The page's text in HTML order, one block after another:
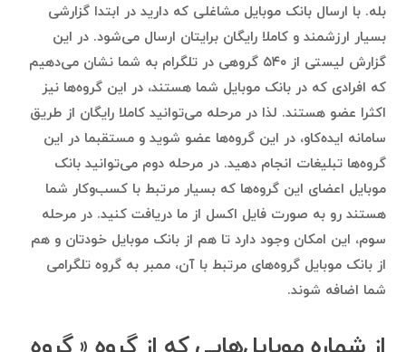
بله. با ارسال بانک موبایل مشاغلی که دارید در ابتدا گزارشی
بسیار ارزشمند و کاملا رایگان برایتان ارسال می‌شود. در این
گزارش لیستی از ۵۴۰ گروهی در تلگرام به شما نشان می‌دهیم
که افرادی که در بانک موبایل شما هستند، در این گروه‌ها نیز
اکثرا عضو هستند. لذا در مرحله می‌توانید کاملا رایگان از طریق
سامانه ایده‌کاو، در این گروه‌ها عضو شوید و مستقبما در این
گروه‌ها تبلیغات انجام دهید. در مرحله دوم می‌توانید بانک
موبایل اعضای این گروه‌ها که بسیار مرتبط با کسب‌وکار شما
هستند رو به صورت فایل اکسل از ما دریافت کنید. در مرحله
سوم، این امکان وجود دارد تا هم از بانک موبایل خودتان و هم
از بانک موبایل گروه‌های مرتبط با آن، ممبر به گروه تلگرامی
شما اضافه شوند.